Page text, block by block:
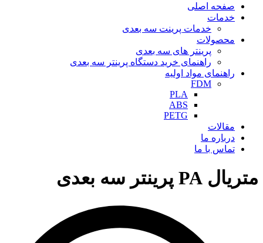
صفحه اصلی
خدمات
خدمات پرینت سه بعدی
محصولات
پرینتر های سه بعدی
راهنمای خرید دستگاه پرینتر سه بعدی
راهنمای مواد اولیه
FDM
PLA
ABS
PETG
مقالات
درباره ما
تماس با ما
متریال PA پرینتر سه بعدی